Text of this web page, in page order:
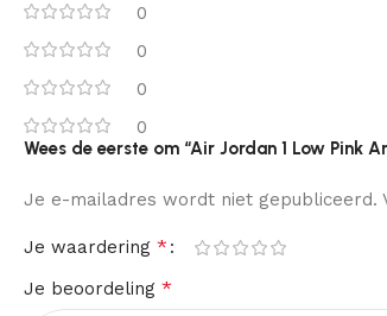
0
0
0
0
Wees de eerste om “Air Jordan 1 Low Pink
Je e-mailadres wordt niet gepubliceerd.
Je waardering *
Je beoordeling *